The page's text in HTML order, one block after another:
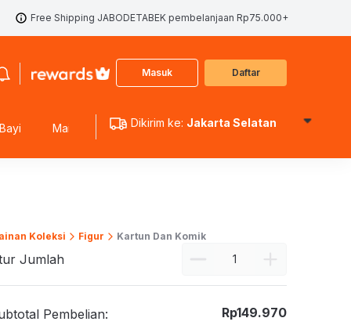
Free Shipping JABODETABEK pembelanjaan Rp75.000+
Masuk Daftar
Mainan Edukasi Mainan Koleksi Mainan
Dikirim ke: Jakarta Selatan
Koleksi Figur Kartun Dan Komik
Jumlah
Pembelian: Rp149.970